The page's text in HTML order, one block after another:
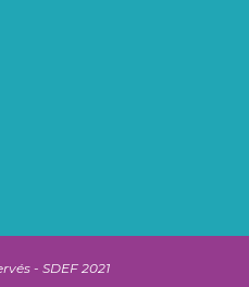
- SDEF 2021